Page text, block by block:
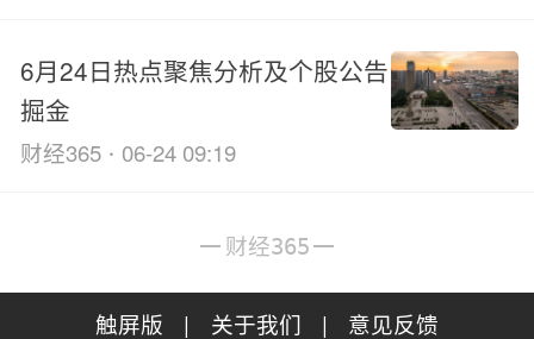
6月24日热点聚焦分析及个股公告
掘金
财经365 · 06-24 09:19
财经365
触屏版 | 关于我们 | 意见反馈